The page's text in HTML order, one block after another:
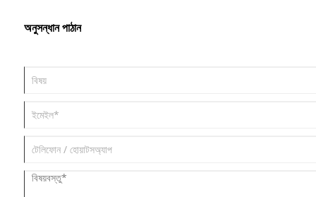
অনুসন্ধান পাঠান